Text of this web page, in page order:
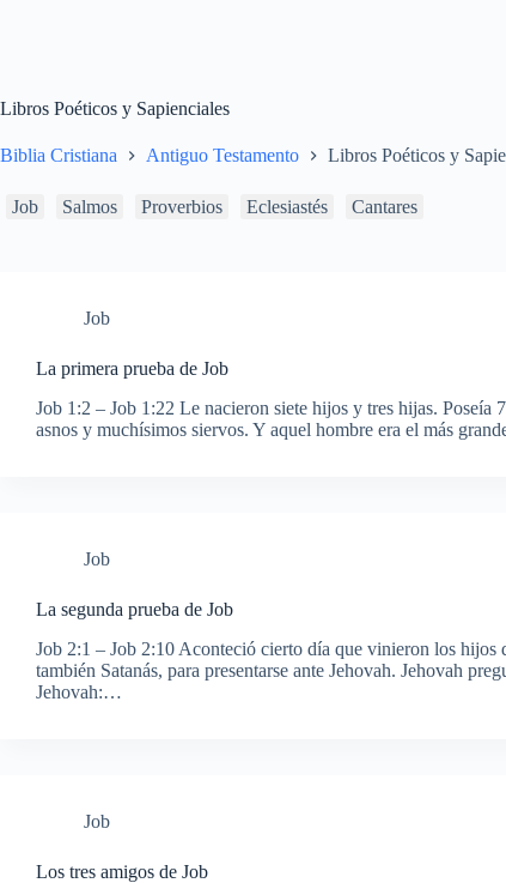
Libros Poéticos y Sapienciales
Biblia Cristiana Antiguo Testamento Libros Poéticos y
Job Salmos Proverbios Eclesiastés Cantares
Job
La primera prueba de Job
Job 1:2 – Job 1:22 Le nacieron siete hijos y tres hijas. Poseía
asnos y muchísimos siervos. Y aquel hombre era el más
Job
La segunda prueba de Job
Job 2:1 – Job 2:10 Aconteció cierto día que vinieron los hijos
también Satanás, para presentarse ante Jehovah. Jehovah
Jehovah:…
Job
Los tres amigos de Job